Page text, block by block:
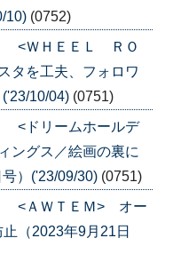
10) (0752)
<ＷＨＥＥＬ ＲＯ
タを工夫、フォロワ
10/04) (0751)
<ドリームホールデ
ングス／絵画の裏に
）('23/09/30) (0751)
<ＡＷＴＥＭ> オー
（2023年9月21日